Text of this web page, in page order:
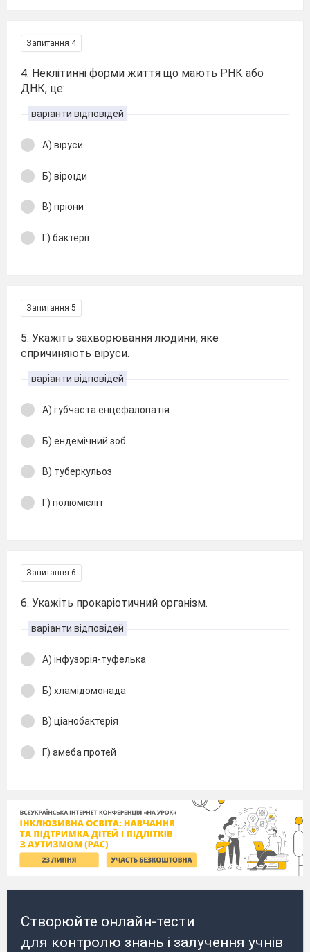
Запитання 4
4. Неклітинні форми життя що мають РНК або
ДНК, це:
варіанти відповідей
А) віруси
Б) віроїди
В) пріони
Г) бактерії
Запитання 5
5. Укажіть захворювання людини, яке
спричиняють віруси.
варіанти відповідей
А) губчаста енцефалопатія
Б) ендемічний зоб
В) туберкульоз
Г) поліомієліт
Запитання 6
6. Укажіть прокаріотичний організм.
варіанти відповідей
А) інфузорія-туфелька
Б) хламідомонада
В) ціанобактерія
Г) амеба протей
Створюйте онлайн-тести
для контролю знань і залучення учнів